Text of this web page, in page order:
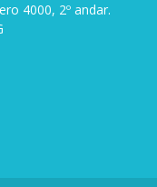
4000, 2º andar.